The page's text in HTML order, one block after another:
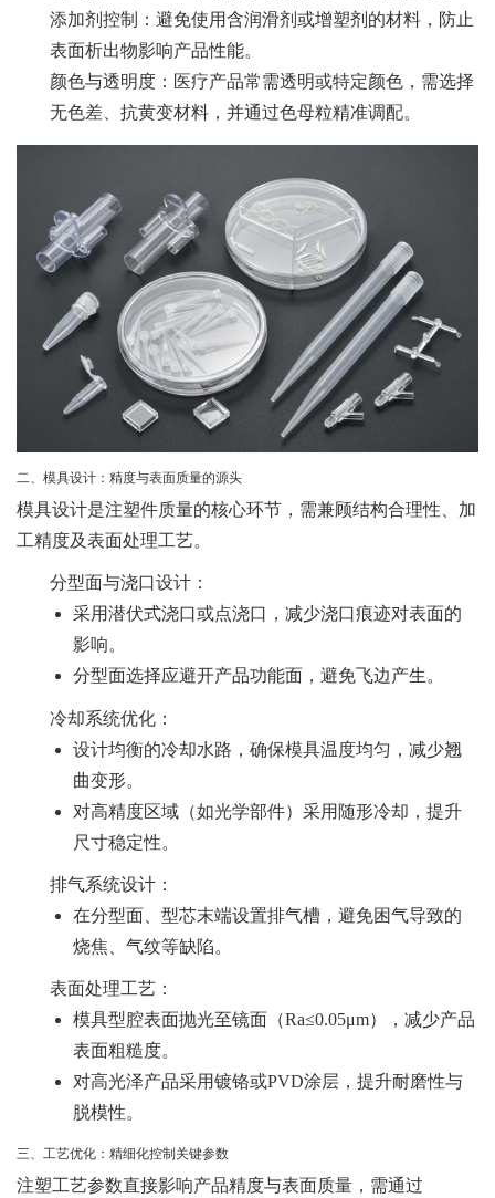
添加剂控制
：避免使用含润滑剂或增塑剂的材料，防止
表面析出物影响产品性能。
颜色与透明度 ：医疗产品常需透明或特定颜色，需选择
无色差、抗黄变材料，并通过色母粒精准调配。
二、模具设计：精度与表面质量的源头
模具设计是注塑件质量的核心环节，需兼顾结构合理性、加
工精度及表面处理工艺。
分型面与浇口设计 ：
采用潜伏式浇口或点浇口，减少浇口痕迹对表面的
影响。
分型面选择应避开产品功能面，避免飞边产生。
冷却系统优化 ：
设计均衡的冷却水路，确保模具温度均匀，减少翘
曲变形。
对高精度区域（如光学部件）采用随形冷却，提升
尺寸稳定性。
排气系统设计 ：
在分型面、型芯末端设置排气槽，避免困气导致的
烧焦、气纹等缺陷。
表面处理工艺 ：
模具型腔表面抛光至镜面（Ra≤0.05μm），减少产品
表面粗糙度。
对高光泽产品采用镀铬或PVD涂层，提升耐磨性与
脱模性。
三、工艺优化：精细化控制关键参数
注塑工艺参数直接影响产品精度与表面质量，需通过